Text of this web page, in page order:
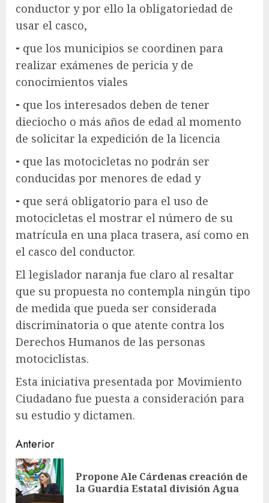
conductor y por ello la obligatoriedad de
usar el casco,
⁃ que los municipios se coordinen para
realizar exámenes de pericia y de
conocimientos viales
⁃ que los interesados deben de tener
dieciocho o más años de edad al momento
de solicitar la expedición de la licencia
⁃ que las motocicletas no podrán ser
conducidas por menores de edad y
⁃ que será obligatorio para el uso de
motocicletas el mostrar el número de su
matrícula en una placa trasera, así como en
el casco del conductor.
El legislador naranja fue claro al resaltar
que su propuesta no contempla ningún tipo
de medida que pueda ser considerada
discriminatoria o que atente contra los
Derechos Humanos de las personas
motociclistas.
Esta iniciativa presentada por Movimiento
Ciudadano fue puesta a consideración para
su estudio y dictamen.
Sigue
leyendo
Anterior
Propone Ale Cárdenas creación de
la Guardia Estatal división Agua